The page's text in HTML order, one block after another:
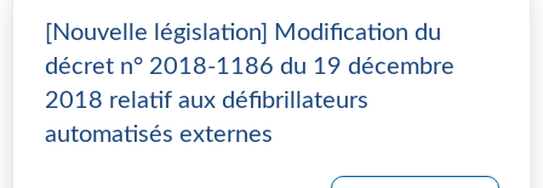
[Nouvelle législation] Modification du
décret n° 2018-1186 du 19 décembre
2018 relatif aux défibrillateurs
automatisés externes